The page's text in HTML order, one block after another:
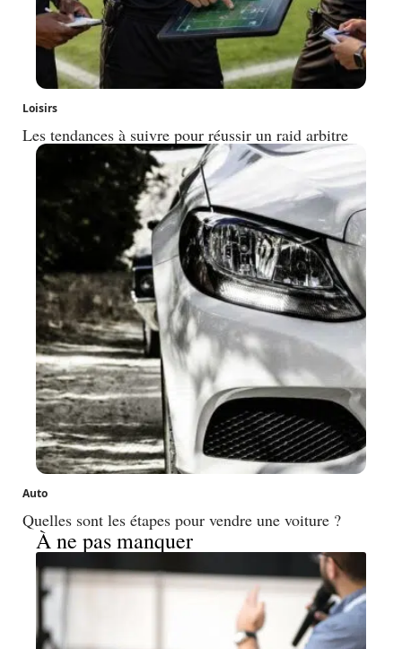
Loisirs
Les tendances à suivre pour réussir un raid arbitre
Auto
Quelles sont les étapes pour vendre une voiture ?
À ne pas manquer